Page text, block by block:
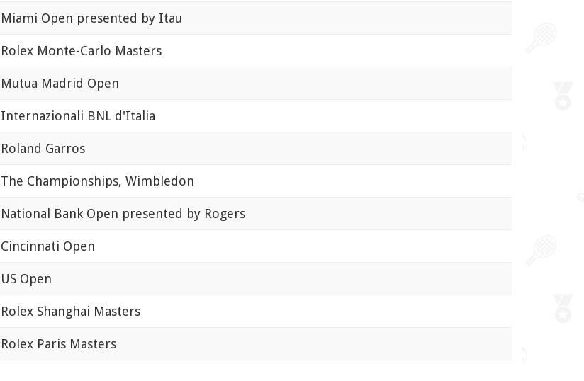
Miami Open presented by Itau
Rolex Monte-Carlo Masters
Mutua Madrid Open
Internazionali BNL d'Italia
Roland Garros
The Championships, Wimbledon
National Bank Open presented by Rogers
Cincinnati Open
US Open
Rolex Shanghai Masters
Rolex Paris Masters